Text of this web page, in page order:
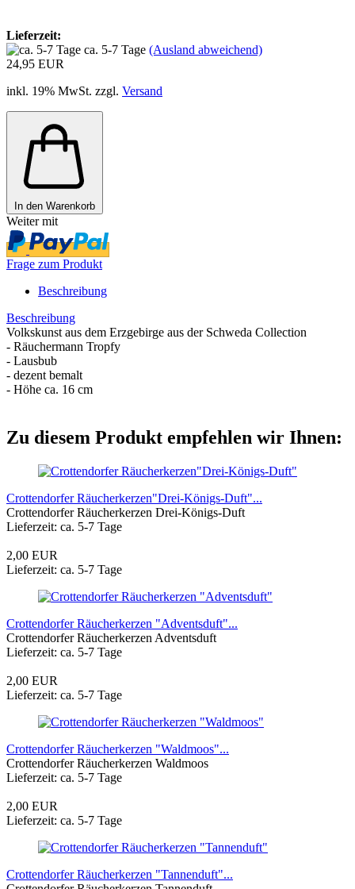
Lieferzeit:
ca. 5-7 Tage (Ausland abweichend)
24,95 EUR
inkl. 19% MwSt. zzgl. Versand
In den Warenkorb
Weiter mit
Frage zum Produkt
Beschreibung
Beschreibung
Volkskunst aus dem Erzgebirge aus der Schweda Collection
- Räuchermann Tropfy
- Lausbub
- dezent bemalt
- Höhe ca. 16 cm
Zu diesem Produkt empfehlen wir Ihnen:
Crottendorfer Räucherkerzen"Drei-Königs-Duft"...
Crottendorfer Räucherkerzen Drei-Königs-Duft
Lieferzeit: ca. 5-7 Tage
2,00 EUR
Lieferzeit: ca. 5-7 Tage
Crottendorfer Räucherkerzen "Adventsduft"...
Crottendorfer Räucherkerzen Adventsduft
Lieferzeit: ca. 5-7 Tage
2,00 EUR
Lieferzeit: ca. 5-7 Tage
Crottendorfer Räucherkerzen "Waldmoos"...
Crottendorfer Räucherkerzen Waldmoos
Lieferzeit: ca. 5-7 Tage
2,00 EUR
Lieferzeit: ca. 5-7 Tage
Crottendorfer Räucherkerzen "Tannenduft"...